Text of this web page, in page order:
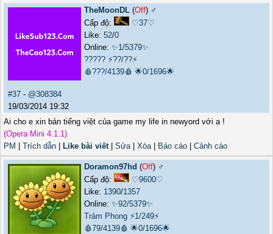
TheMoonDL (Off) ♂️
Cấp độ:
♡37♡
Like: 52/0
Online: ✨1/5379✨
????? ⚡??/??⚡
🩸???/4139🩸 🌟0/1696🌟
#37 - @308384
19/03/2014 19:32
Ai cho e xin bản tiếng việt của game my life in newyord với ạ !
(Opera Mini 4.1.1)
PM
Trích dẫn Like bài viết| Sửa| Xóa| Báo cáo Cảnh cáo
Doramon97hd (Off) ♂️
Cấp độ:
♡9600♡
Like: 1390/1357
Online: ✨92/5379✨
Trảm Phong ⚡1/249⚡
🩸79/4139🩸 🌟0/1696🌟